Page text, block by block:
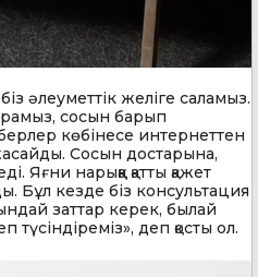
әлеуметтік желіге саламыз.
сосын барып
көбінесе интернеттен
Сосын достарына,
Яғни нарыққа қатты қажет
Бұл кезде біз консультация
заттар керек, былай
түсіндіреміз», деп қосты ол.